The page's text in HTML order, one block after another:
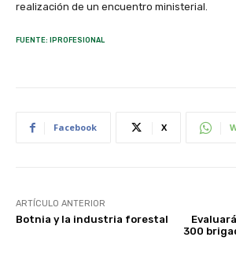
realización de un encuentro ministerial.
FUENTE: IPROFESIONAL
Facebook X
ARTÍCULO ANTERIOR
Botnia y la industria forestal
300